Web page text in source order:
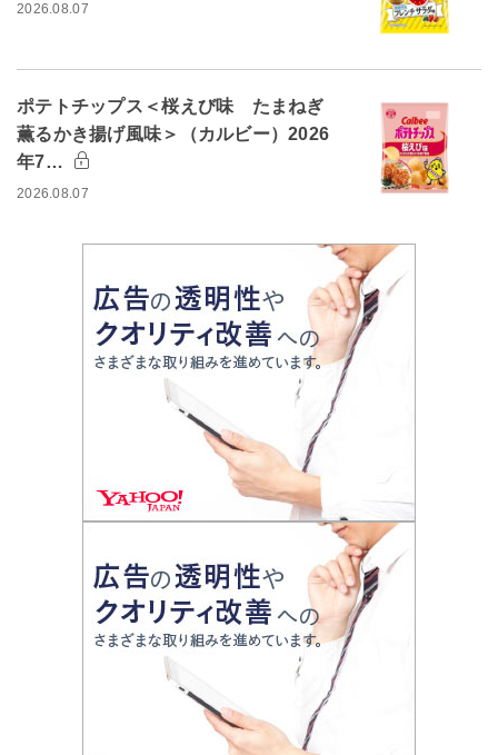
2026.08.07
ポテトチップス＜桜えび味 たまねぎ
薫るかき揚げ風味＞（カルビー）2026
年7…
2026.08.07